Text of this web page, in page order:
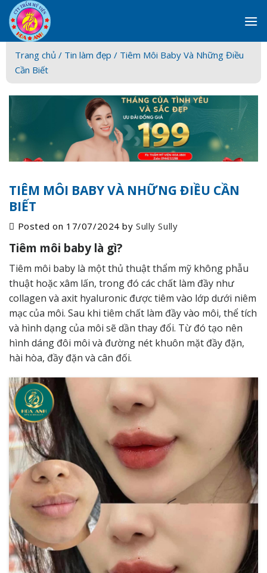
Skip
to
content
Trang chủ / Tin làm đẹp / Tiêm Môi Baby Và Những Điều
Cần Biết
TIÊM MÔI BABY VÀ NHỮNG ĐIỀU CẦN
BIẾT
Posted on 17/07/2024 bySully Sully
Tiêm môi baby là gì?
Tiêm môi baby là một thủ thuật thẩm mỹ không phẫu
thuật hoặc xâm lấn, trong đó các chất làm đầy như
collagen và axit hyaluronic được tiêm vào lớp dưới niêm
mạc của môi. Sau khi tiêm chất làm đầy vào môi, thể tích
và hình dạng của môi sẽ dần thay đổi. Từ đó tạo nên
hình dáng đôi môi và đường nét khuôn mặt đầy đặn,
hài hòa, đầy đặn và cân đối.